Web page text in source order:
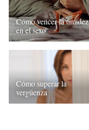
Cómo vencer la timidez
en el sexo
Cómo superar la
vergüenza